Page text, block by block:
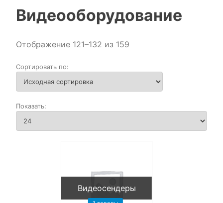
Видеооборудование
Отображение 121–132 из 159
Видеосендеры